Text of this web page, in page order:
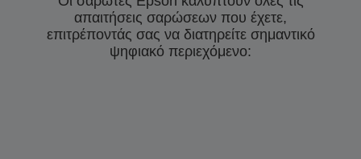
απαιτήσεις σαρώσεων που έχετε,
επιτρέποντάς σας να διατηρείτε σημαντικό
ψηφιακό περιεχόμενο: